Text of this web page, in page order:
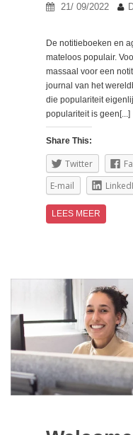
21/ 09/2022
De notitieboeken en
mateloos populair.
massaal voor een
journal van het
die populariteit
populariteit is geen[...]
Share This:
Twitter
E-mail
LEES MEER